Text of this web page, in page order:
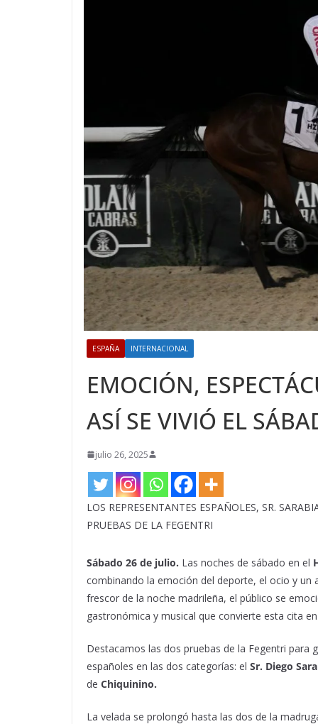
ESPAÑA INTERNACIONAL
EMOCIÓN,
ASÍ SE VIVIÓ EL
julio 26, 2025
LOS REPRESENTANTES ESPAÑOLES, SR.
PRUEBAS DE LA FEGENTRI
Sábado 26 de julio. Las noches de sábado en el
combinando la emoción del deporte, el ocio y un
frescor de la noche madrileña, el público se
gastronómica y musical que convierte esta cita
Destacamos las dos pruebas de la Fegentri para
españoles en las dos categorías: el Sr. Diego
de Chiquinino.
La velada se prolongó hasta las dos de la